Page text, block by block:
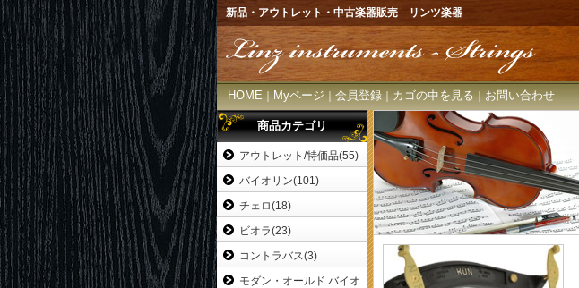
新品・アウトレット・中古楽器販売 リンツ楽器
HOME ｜ Myページ ｜ 会員登録 ｜ カゴの中を見る ｜ お問い合わせ
商品カテゴリ
アウトレット/特価品(55)
バイオリン(101)
チェロ(18)
ビオラ(23)
コントラバス(3)
モダン・オールド バイオ